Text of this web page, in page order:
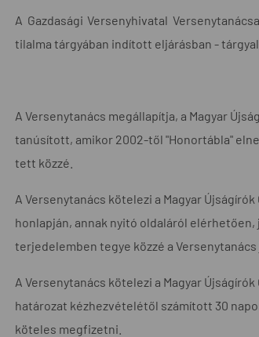
A Gazdasági Versenyhivatal
tilalma tárgyában indított eljárásban -
A Versenytanács megállapítja, a Magyar
tanúsított, amikor 2002-től "Honortábla"
tett közzé.
A Versenytanács kötelezi a Magyar
honlapján, annak nyitó oldaláról
terjedelemben tegye közzé a
A Versenytanács kötelezi a Magyar
határozat kézhezvételétől számított 30
köteles megfizetni.